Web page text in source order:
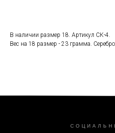
В наличии размер 18. Артикул СК-4.
Вес на 18 размер - 23 грамма.